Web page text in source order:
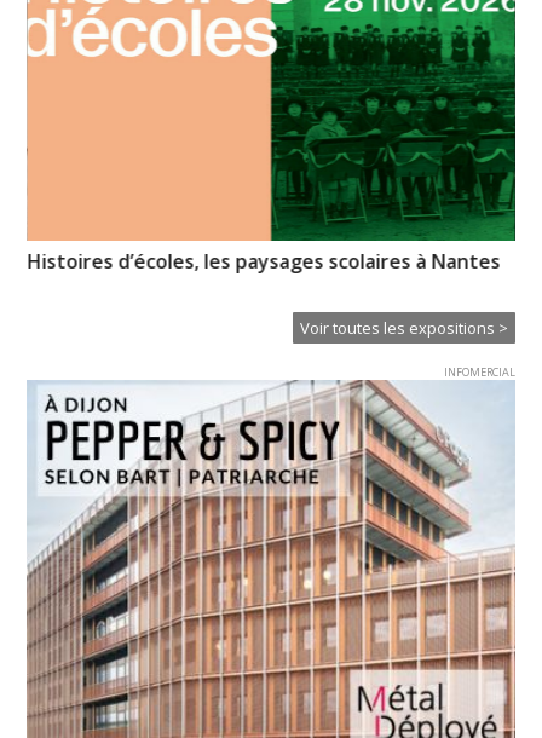
à Nantes Mémoires du paysage
Voir toutes les expositions >
INFOMERCIAL